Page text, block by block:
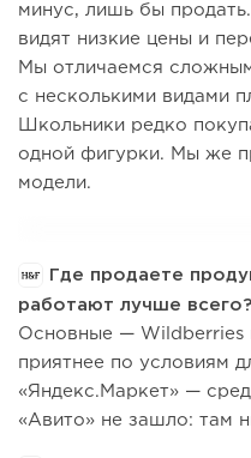
минус, лишь бы
видят низкие цены и
Мы отличаемся
с несколькими видами
Школьники редко
одной фигурки. Мы же
модели.
Где продаете
работают лучше всего?
Основные — Wildberries
приятнее по условиям
«Яндекс.Маркет» —
«Авито» не зашло: там